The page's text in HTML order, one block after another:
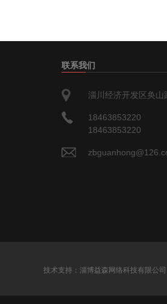
联系我们
淄川经济开发区奂山
18463853220
18463853220
技术支持：淄博益森网络科技有限公司